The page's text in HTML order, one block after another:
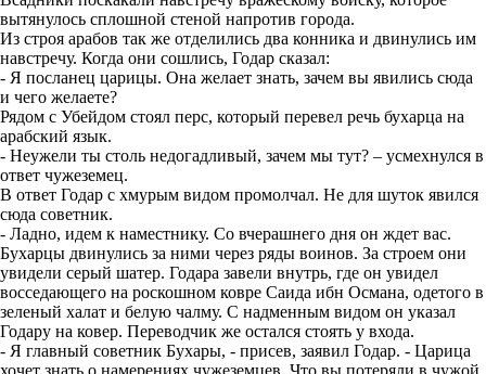
вытянулось сплошной стеной напротив города.
Из строя арабов так же отделились два конника и двинулись им
навстречу. Когда они сошлись, Годар сказал:
- Я посланец царицы. Она желает знать, зачем вы явились сюда
и чего желаете?
Рядом с Убейдом стоял перс, который перевел речь бухарца на
арабский язык.
- Неужели ты столь недогадливый, зачем мы тут? – усмехнулся в
ответ чужеземец.
В ответ Годар с хмурым видом промолчал. Не для шуток явился
сюда советник.
- Ладно, идем к наместнику. Со вчерашнего дня он ждет вас.
Бухарцы двинулись за ними через ряды воинов. За строем они
увидели серый шатер. Годара завели внутрь, где он увидел
восседающего на роскошном ковре Саида ибн Османа, одетого в
зеленый халат и белую чалму. С надменным видом он указал
Годару на ковер. Переводчик же остался стоять у входа.
- Я главный советник Бухары, - присев, заявил Годар. - Царица
хочет знать о намерениях чужеземцев. Что вы потеряли в чужой